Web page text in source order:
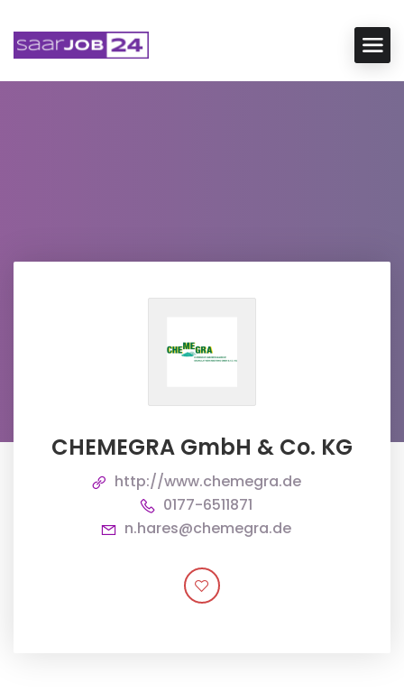
CHEMEGRA GmbH & Co. KG
http://www.chemegra.de
0177-6511871
n.hares@chemegra.de